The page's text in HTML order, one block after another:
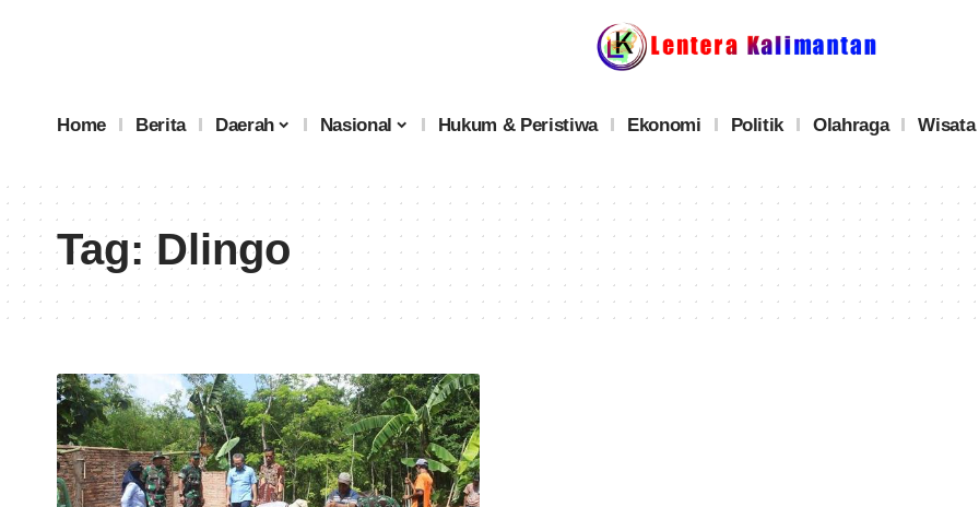
Home Berita Daerah Nasional Hukum & Peristiwa Ekonomi Politik Olahraga Wisata
Tag:Dlingo